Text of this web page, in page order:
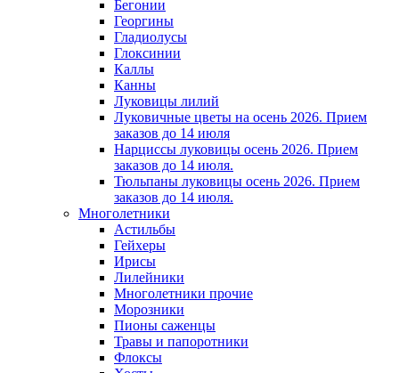
Бегонии
Георгины
Гладиолусы
Глоксинии
Каллы
Канны
Луковицы лилий
Луковичные цветы на осень 2026. Прием
заказов до 14 июля
Нарциссы луковицы осень 2026. Прием
заказов до 14 июля.
Тюльпаны луковицы осень 2026. Прием
заказов до 14 июля.
Многолетники
Астильбы
Гейхеры
Ирисы
Лилейники
Многолетники прочие
Морозники
Пионы саженцы
Травы и папоротники
Флоксы